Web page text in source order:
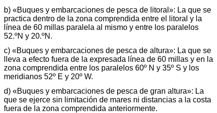
b) «Buques y embarcaciones de pesca de litoral»: La que se
practica dentro de la zona comprendida entre el litoral y la
línea de 60 millas paralela al mismo y entre los paralelos
52.ºN y 20.ºN.
c) «Buques y embarcaciones de pesca de altura»: La que se
lleva a efecto fuera de la expresada línea de 60 millas y en la
zona comprendida entre los paralelos 60º N y 35º S y los
meridianos 52º E y 20º W.
d) «Buques y embarcaciones de pesca de gran altura»: La
que se ejerce sin limitación de mares ni distancias a la costa
fuera de la zona comprendida anteriormente.